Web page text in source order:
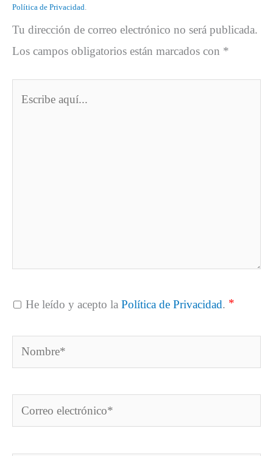
Política de Privacidad.
Tu dirección de correo electrónico no será publicada.
Los campos obligatorios están marcados con *
He leído y acepto la Política de Privacidad. *
Nombre*
Correo
electrónico*